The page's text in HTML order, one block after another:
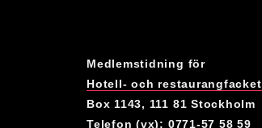
Medlemstidning för
Hotell- och restaurangfacket
Box 1143, 111 81 Stockholm
Telefon (vx): 0771-57 58 59